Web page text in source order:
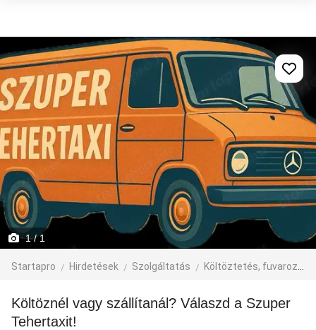
1/ 1
Startapro Hirdetések Szolgáltatás Költöztetés, fuvarozás, járműbérlés
Költöznél vagy szállítanál? Válaszd a Szuper
Tehertaxit!